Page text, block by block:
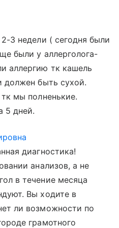
3 недели ( сегодня были
были у аллерголога-
аллергию тк кашель
должен быть сухой.
мы полненькие.
5 дней.
диагностика!
анализов, а не
в течение месяца
Вы ходите в
ли возможности по
грамотного